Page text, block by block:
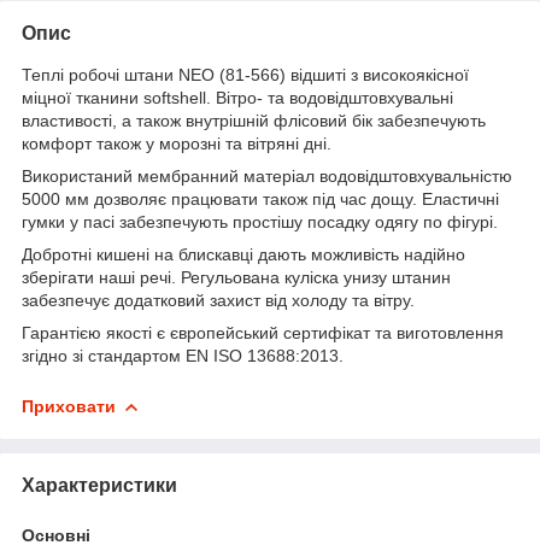
Опис
Теплі робочі штани NEO (81-566) відшиті з високоякісної
міцної тканини softshell. Вітро- та водовідштовхувальні
властивості, а також внутрішній флісовий бік забезпечують
комфорт також у морозні та вітряні дні.
Використаний мембранний матеріал водовідштовхувальністю
5000 мм дозволяє працювати також під час дощу. Еластичні
гумки у пасі забезпечують простішу посадку одягу по фігурі.
Добротні кишені на блискавці дають можливість надійно
зберігати наші речі. Регульована куліска унизу штанин
забезпечує додатковий захист від холоду та вітру.
Гарантією якості є європейський сертифікат та виготовлення
згідно зі стандартом EN ISO 13688:2013.
Приховати
Характеристики
Основні